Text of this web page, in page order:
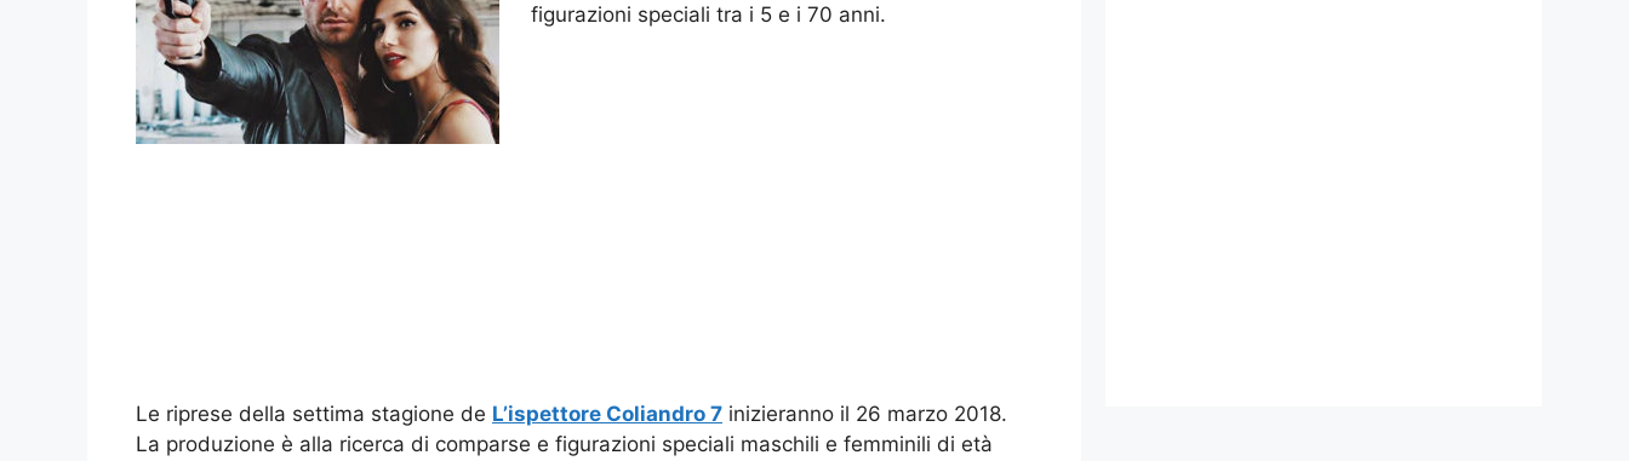
figurazioni speciali tra i 5 e i 70 anni.
Le riprese della settima stagione de L’ispettore Coliandro 7 inizieranno il 26 marzo 2018.
La produzione è alla ricerca di comparse e figurazioni speciali maschili e femminili di età